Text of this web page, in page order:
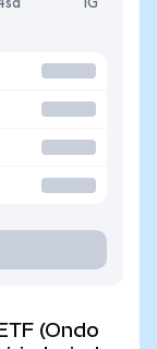
1G
(Ondo